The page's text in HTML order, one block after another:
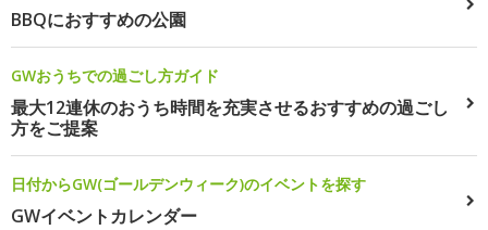
BBQにおすすめの公園
GWおうちでの過ごし方ガイド
最大12連休のおうち時間を充実させるおすすめの過ごし
方をご提案
日付からGW(ゴールデンウィーク)のイベントを探す
GWイベントカレンダー